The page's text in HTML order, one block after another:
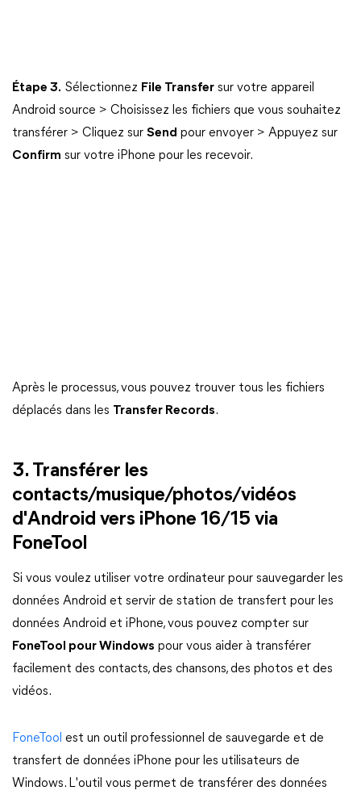
Étape 3. Sélectionnez File Transfer sur votre appareil
Android source > Choisissez les fichiers que vous souhaitez
transférer > Cliquez sur Send pour envoyer > Appuyez sur
Confirm sur votre iPhone pour les recevoir.
Après le processus, vous pouvez trouver tous les fichiers
déplacés dans les Transfer Records.
3. Transférer les
contacts/musique/photos/vidéos
d'Android vers iPhone 16/15 via
FoneTool
Si vous voulez utiliser votre ordinateur pour sauvegarder les
données Android et servir de station de transfert pour les
données Android et iPhone, vous pouvez compter sur
FoneTool pour Windows pour vous aider à transférer
facilement des contacts, des chansons, des photos et des
vidéos.
FoneTool est un outil professionnel de sauvegarde et de
transfert de données iPhone pour les utilisateurs de
Windows. L'outil vous permet de transférer des données